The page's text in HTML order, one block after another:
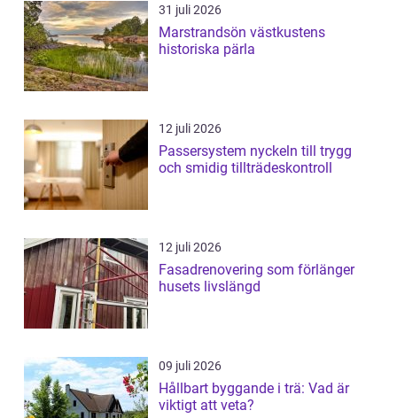
31 juli 2026
Marstrandsön västkustens
historiska pärla
12 juli 2026
Passersystem nyckeln till trygg
och smidig tillträdeskontroll
12 juli 2026
Fasadrenovering som förlänger
husets livslängd
09 juli 2026
Hållbart byggande i trä: Vad är
viktigt att veta?